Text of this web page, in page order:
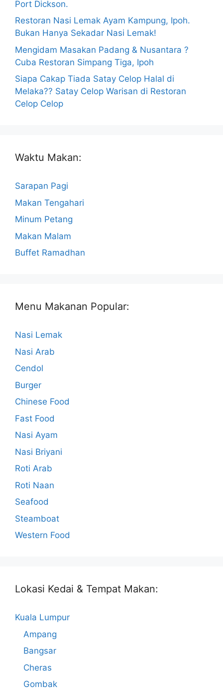
Port Dickson.
Restoran Nasi Lemak Ayam Kampung, Ipoh.
Bukan Hanya Sekadar Nasi Lemak!
Mengidam Masakan Padang & Nusantara ?
Cuba Restoran Simpang Tiga, Ipoh
Siapa Cakap Tiada Satay Celop Halal di
Melaka?? Satay Celop Warisan di Restoran
Celop Celop
Waktu Makan:
Sarapan Pagi
Makan Tengahari
Minum Petang
Makan Malam
Buffet Ramadhan
Menu Makanan Popular:
Nasi Lemak
Nasi Arab
Cendol
Burger
Chinese Food
Fast Food
Nasi Ayam
Nasi Briyani
Roti Arab
Roti Naan
Seafood
Steamboat
Western Food
Lokasi Kedai & Tempat Makan:
Kuala Lumpur
Ampang
Bangsar
Cheras
Gombak